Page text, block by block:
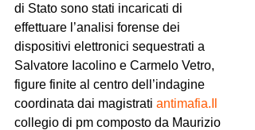
di Stato sono stati incaricati di
effettuare l’analisi forense dei
dispositivi elettronici sequestrati a
Salvatore Iacolino e Carmelo Vetro,
figure finite al centro dell’indagine
coordinata dai magistrati antimafia.Il
collegio di pm composto da Maurizio